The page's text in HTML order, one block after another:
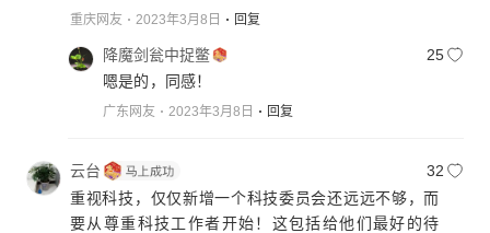
重庆网友 2023年3月8日 回复
降魔剑瓮中捉鳖
25
嗯是的，同感！
广东网友 2023年3月8日 回复
云台
32
重视科技，仅仅新增一个科技委员会还远远不够，而
要从尊重科技工作者开始！这包括给他们最好的待